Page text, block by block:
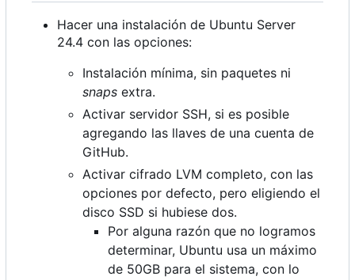
Hacer una instalación de Ubuntu Server
24.4 con las opciones:
Instalación mínima, sin paquetes ni
snaps extra.
Activar servidor SSH, si es posible
agregando las llaves de una cuenta de
GitHub.
Activar cifrado LVM completo, con las
opciones por defecto, pero eligiendo el
disco SSD si hubiese dos.
Por alguna razón que no logramos
determinar, Ubuntu usa un máximo
de 50GB para el sistema, con lo